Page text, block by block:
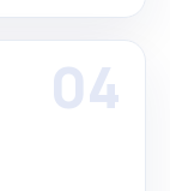
04